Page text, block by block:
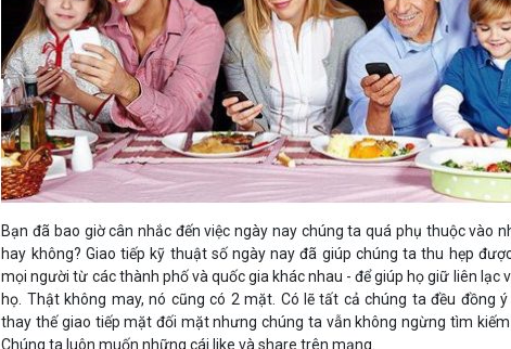
Bảng giá
Bảng giá
Bạn đã bao giờ cân nhắc đến việc ngày nay chúng ta quá phụ thuộc vào
hay không? Giao tiếp kỹ thuật số ngày nay đã giúp chúng ta thu hẹp
mọi người từ các thành phố và quốc gia khác nhau - để giúp họ giữ liên lạc
họ. Thật không may, nó cũng có 2 mặt. Có lẽ tất cả chúng ta đều đồng
thay thế giao tiếp mặt đối mặt nhưng chúng ta vẫn không ngừng tìm
Chúng ta luôn muốn những cái like và share trên mạng.